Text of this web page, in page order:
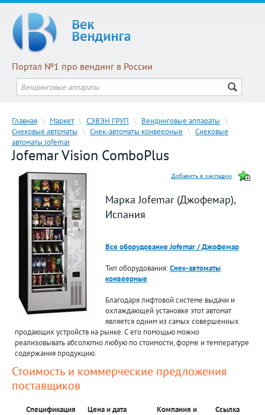
Портал №1 про вендинг в России
Главная \ Маркет \ СЭВЭН ГРУП \ Вендинговые аппараты \
Снековые автоматы \ Снек-автоматы конвеерные \ Снековые
автоматы Jofemar
Jofemar Vision ComboPlus
Марка Jofemar (Джофемар),
Испания
Все оборудование Jofemar / Джофемар
Тип оборудования:Снек-автоматы
конвеерные
Благодаря лифтовой системе выдачи и
охлаждающей установке этот автомат
является одним из самых совершенных
продающих устройств на рынке. С его помощью можно
реализовывать абсолютно любую по стоимости, форме и температуре
содержания продукцию.
Стоимость и коммерческие предложения
поставщиков
Спецификация
Цена и дата
Компания и
Ссылка